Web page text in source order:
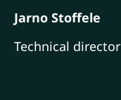
Jarno Stoffele
Technical director